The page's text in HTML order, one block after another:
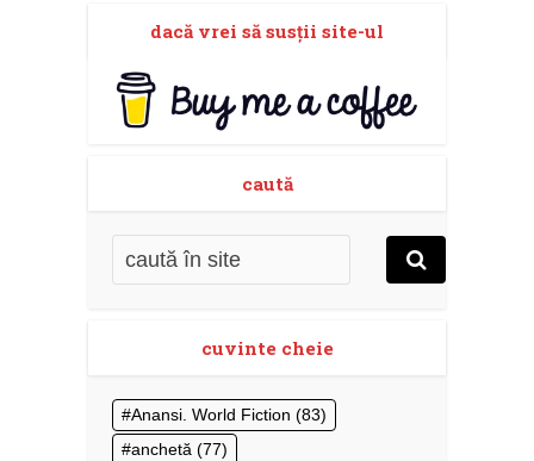
dacă vrei să susţii site-ul
caută
cuvinte cheie
Anansi. World Fiction (83)
anchetă (77)